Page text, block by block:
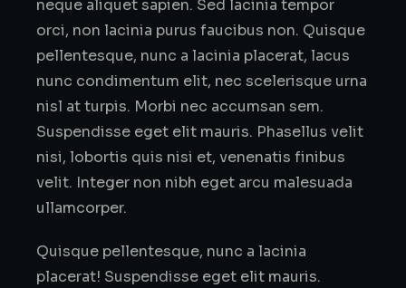
neque aliquet sapien. Sed lacinia tempor
orci, non lacinia purus faucibus non. Quisque
pellentesque, nunc a lacinia placerat, lacus
nunc condimentum elit, nec scelerisque urna
nisl at turpis. Morbi nec accumsan sem.
Suspendisse eget elit mauris. Phasellus velit
nisi, lobortis quis nisi et, venenatis finibus
velit. Integer non nibh eget arcu malesuada
ullamcorper.
Quisque pellentesque, nunc a lacinia
placerat! Suspendisse eget elit mauris.